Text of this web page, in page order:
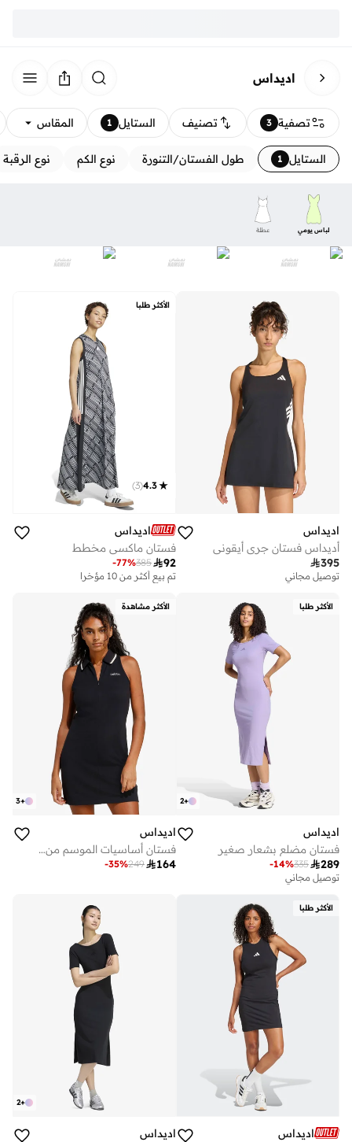
اديداس
تصفية 3 تصنيف الستايل 1 المقاس
الستايل 1 طول الفستان/التنورة نوع الكم نوع الرقبة
لباس يومي عطلة
اديداس
أديداس فستان جري أيقوني
395
توصيل مجاني
الأكثر طلبا
4.3
(
3
)
اديداس
فستان ماكسي مخطط
92
385
-77%
تم بيع أكثر من 10 مؤخرا
الأكثر طلبا
+
2
اديداس
فستان مضلع بشعار صغير
289
335
-14%
توصيل مجاني
الأكثر مشاهدة
+
3
اديداس
فستان أساسيات الموسم من كولور بوب
164
249
-35%
الأكثر طلبا
اديداس
+
2
اديداس